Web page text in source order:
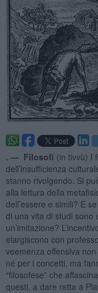
. — Filosofi (in tivvù) I
dell’insufficienza
stanno rivolgendo. Si
alla lettura della
dell’essere e simili? E
di una vita di studi sono
un’imitazione?
elargiscono con
veemenza offensiva
né per i concetti, ma
“filosofese” che
questi, a dare retta a